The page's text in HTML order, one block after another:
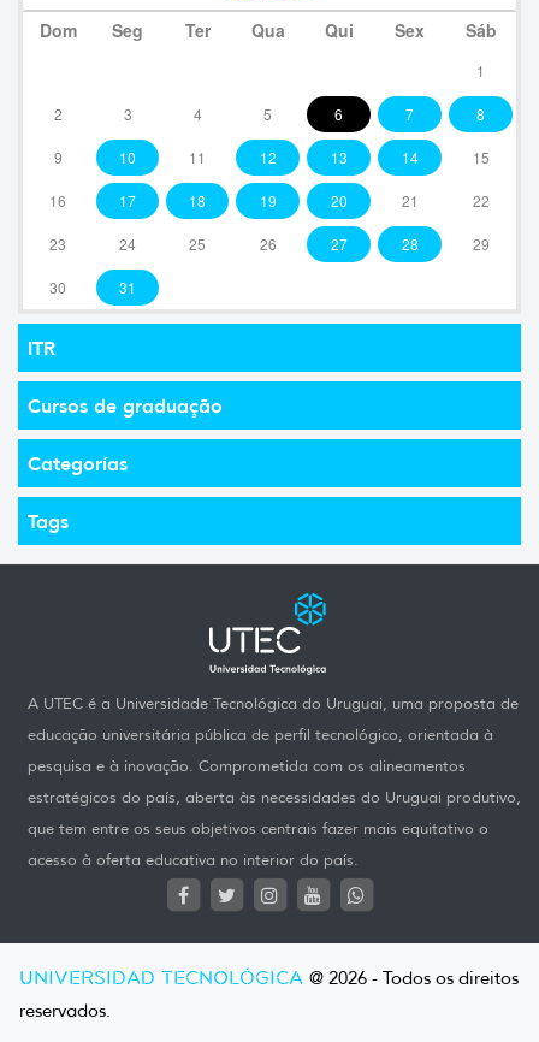
Dom Seg Ter Qua Qui Sex Sáb
1
2 3 4 5 6 7 8
9 10 11 12 13 14 15
16 17 18 19 20 21 22
23 24 25 26 27 28 29
30 31
ITR
Cursos de graduação
Categorías
Tags
A UTEC é a Universidade Tecnológica do Uruguai, uma proposta de
educação universitária pública de perfil tecnológico, orientada à
pesquisa e à inovação. Comprometida com os alineamentos
estratégicos do país, aberta às necessidades do Uruguai produtivo,
que tem entre os seus objetivos centrais fazer mais equitativo o
acesso à oferta educativa no interior do país.
UNIVERSIDAD TECNOLÓGICA @ 2026 - Todos os direitos
reservados.